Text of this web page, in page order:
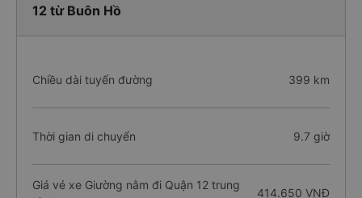
12 từ Buôn Hồ
Chiều dài tuyến đường 399 km
Thời gian di chuyển 9.7 giờ
Giá vé xe Giường nằm đi Quận 12 trung
414.650 VNĐ